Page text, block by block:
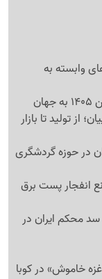
وابسته به
از تولید تا بازار
در حوزه گردشگری
انفجار پست برق
محکم ایران در
خاموش» در کوبا